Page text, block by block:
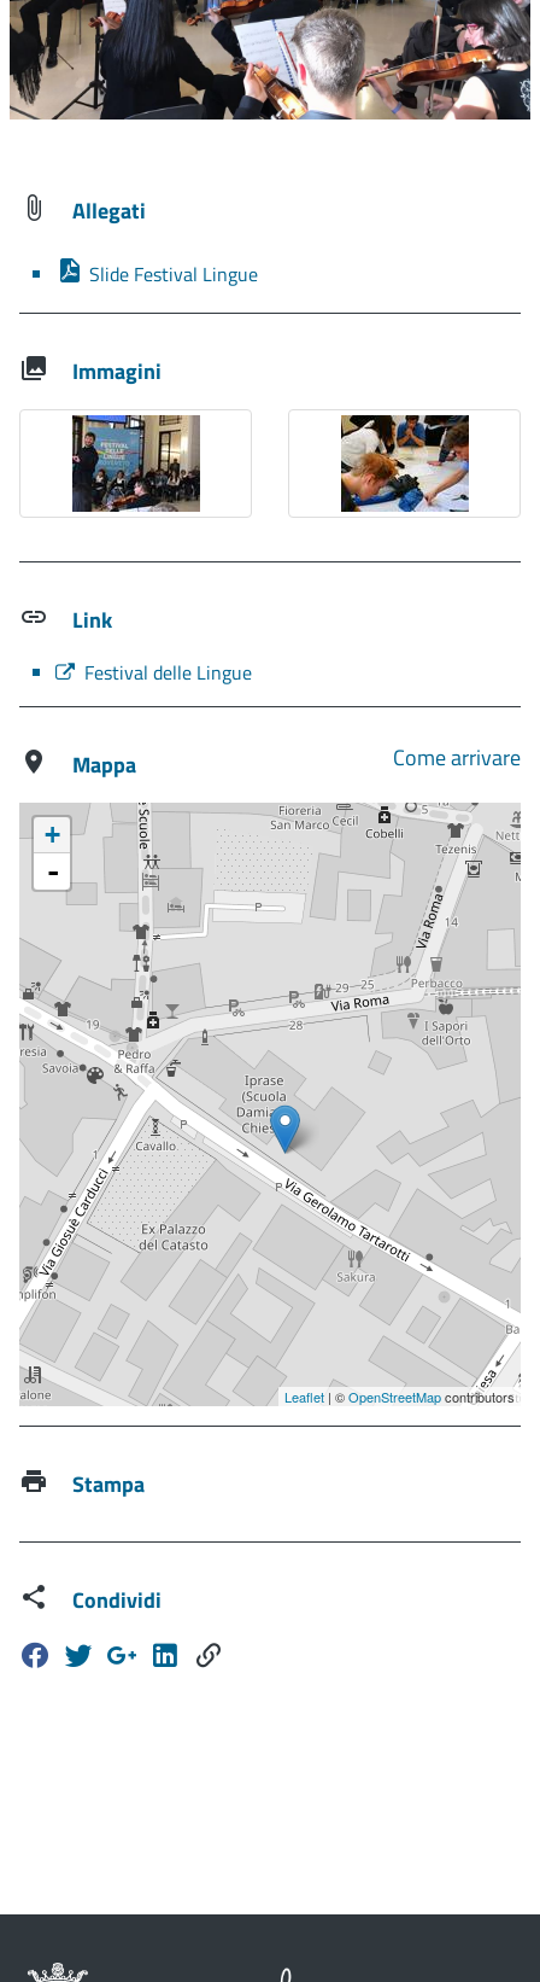
Allegati
Slide Festival Lingue
Immagini
Link
Festival delle Lingue
Mappa Come arrivare
+
-
Leaflet | ©OpenStreetMapcontributors
Stampa
Condividi